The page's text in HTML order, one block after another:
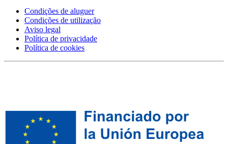
Condições de aluguer
Condições de utilização
Aviso legal
Política de privacidade
Política de cookies